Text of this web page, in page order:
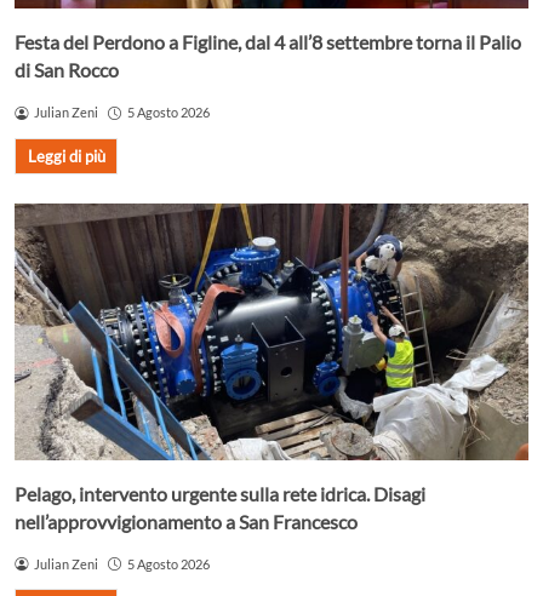
Festa del Perdono a Figline, dal 4 all’8 settembre torna il Palio
di San Rocco
Julian Zeni 5 Agosto 2026
Leggi di più
Pelago, intervento urgente sulla rete idrica. Disagi
nell’approvvigionamento a San Francesco
Julian Zeni 5 Agosto 2026